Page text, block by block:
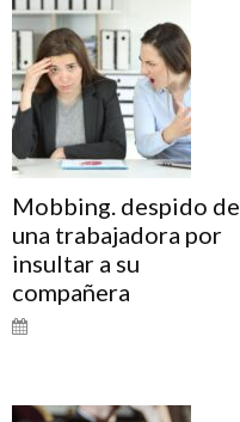
Mobbing. despido de
una trabajadora por
insultar a su
compañera